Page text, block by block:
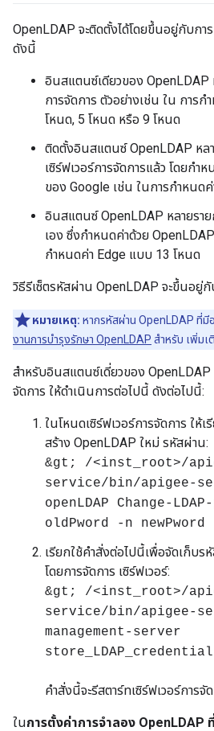
OpenLDAP จะติดตั้งได้โดยขึ้นอยู่กับก
ดังนี้
อินสแตนซ์เดียวของ OpenLDAP
การจัดการ ตัวอย่างเช่น ใน การ
โหนด, 5 โหนด หรือ 9 โหนด
ติดตั้งอินสแตนซ์ OpenLDAP หล
เซิร์ฟเวอร์การจัดการแล้ว โดยกำ
ของ Google เช่น ในการกำหนด
อินสแตนซ์ OpenLDAP หลายรา
เอง ซึ่งกำหนดค่าด้วย
กำหนดค่า Edge แบบ 13 โหนด
วิธีรีเซ็ตรหัสผ่าน OpenLDAP จะขึ้นอ
หมายเหตุ: หากรหัสผ่าน OpenLDAP ที่มี
งานการบำรุงรักษา OpenLDAP สำหรับ เพิ่มเ
สำหรับอินสแตนซ์เดี่ยวของ OpenLDAP
จัดการ ให้ดำเนินการต่อไปนี้ ดังต่อไปนี้:
ในโหนดเซิร์ฟเวอร์การจัดการ ให้
สร้าง OpenLDAP ใหม่ รหัสผ่าน:
&gt; /<inst_root>/
service/bin/apigee-
openLDAP Change-
oldPword -n newPword
เรียกใช้คำสั่งต่อไปนี้เพื่อจัดเก็บร
โดยการจัดการ เซิร์ฟเวอร์:
&gt; /<inst_root>/
service/bin/apigee-
management-server
คำสั่งนี้จะรีสตาร์ทเซิร์ฟเวอร์การจั
ในการตั้งค่าการจำลอง OpenLDAP